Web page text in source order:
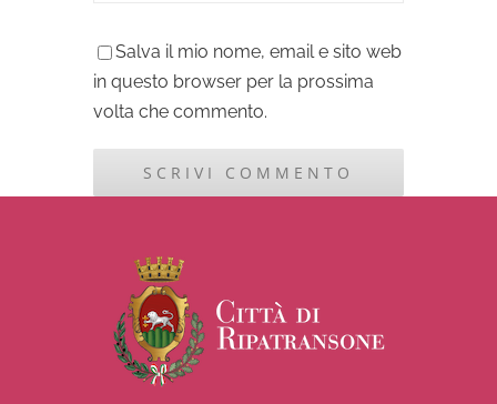
Salva il mio nome, email e sito web
in questo browser per la prossima
volta che commento.